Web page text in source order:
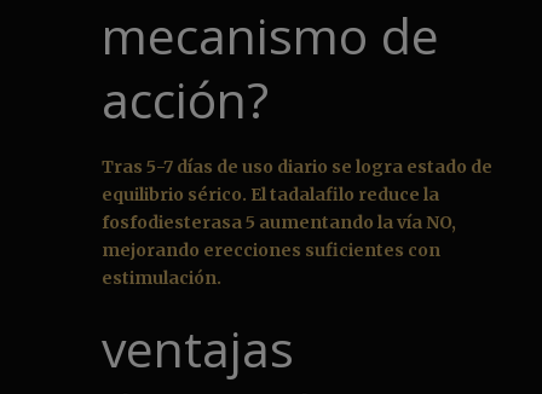
mecanismo de
acción?
Tras 5-7 días de uso diario se logra estado de
equilibrio sérico. El tadalafilo reduce la
fosfodiesterasa 5 aumentando la vía NO,
mejorando erecciones suficientes con
estimulación.
ventajas